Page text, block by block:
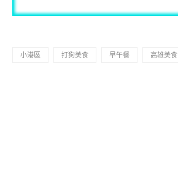
小港區 打狗美食 早午餐 高雄美食